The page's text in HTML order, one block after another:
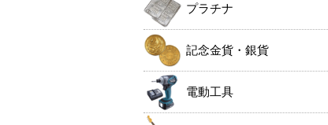
プラチナ
記念金貨・銀貨
電動工具